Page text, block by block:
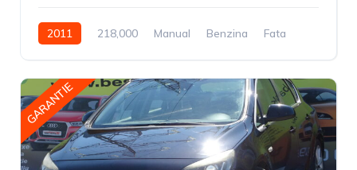
2011 218,000 Manual Benzina Fata
GARANTIE